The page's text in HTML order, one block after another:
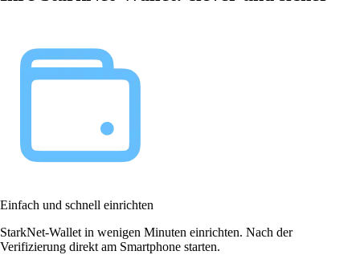
Einfach und schnell einrichten
StarkNet-Wallet in wenigen Minuten einrichten. Nach der
Verifizierung direkt am Smartphone starten.